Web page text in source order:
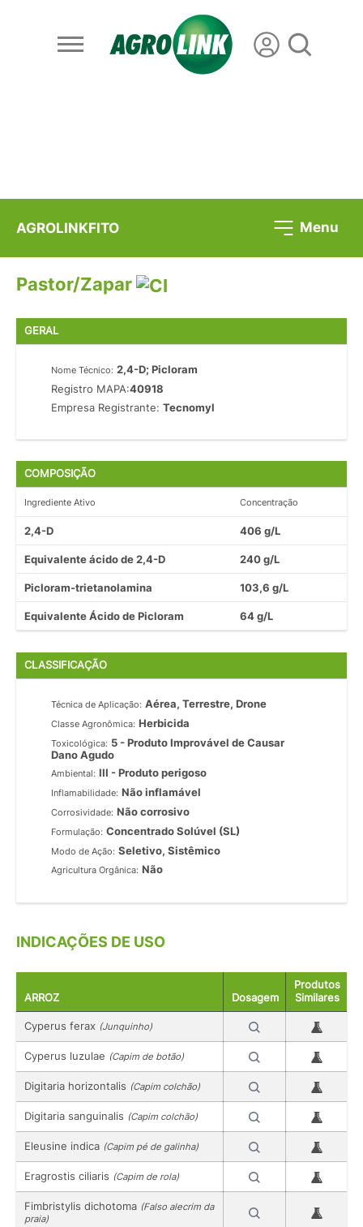
AGROLINKFITO Menu
Pastor/Zapar
GERAL
Nome Técnico: 2,4-D; Picloram
Registro MAPA:40918
Empresa Registrante:Tecnomyl
COMPOSIÇÃO
Ingrediente Ativo Concentração
2,4-D 406 g/L
Equivalente ácido de 2,4-D 240 g/L
Picloram-trietanolamina 103,6 g/L
Equivalente Ácido de Picloram 64 g/L
CLASSIFICAÇÃO
Técnica de Aplicação: Aérea, Terrestre, Drone
Classe Agronômica: Herbicida
Toxicológica: 5 - Produto Improvável de Causar
Dano Agudo
Ambiental: III - Produto perigoso
Inflamabilidade: Não inflamável
Corrosividade: Não corrosivo
Formulação: Concentrado Solúvel (SL)
Modo de Ação: Seletivo, Sistêmico
Agricultura Orgânica: Não
INDICAÇÕES DE USO
ARROZ Dosagem
Produtos
Similares
Cyperus ferax (Junquinho)
Cyperus luzulae (Capim de botão)
Digitaria horizontalis (Capim colchão)
Digitaria sanguinalis (Capim colchão)
Eleusine indica (Capim pé de galinha)
Eragrostis ciliaris (Capim de rola)
Fimbristylis dichotoma (Falso alecrim da
praia)